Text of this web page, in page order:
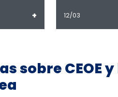
+ 12/03
sobre CEOE